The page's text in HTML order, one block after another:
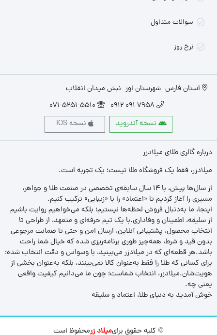
سوالات متداول
نرخ روز
استان فارس- شهرستان اوز- نبش میدان انقلاب
7958 091 0912
071-5251-5510
نسخه آندروید
نسخه IOS
درباره گالری طلای میلادزر
میلادزر، فقط یک فروشگاه طلا نیست؛ یک تجربه‌ است.
از سال‌ها پیش، با ۱۴ سال سابقه‌ی تخصصی در صنعت طلا و جواهر،
مسیری را آغاز کردیم تا «اعتماد» را با «زیبایی» ترکیب کنیم.
اینجا، ما به‌دنبال فروش لحظه‌ها نیستیم؛ بلکه می‌خواهیم روایت باشیم
از سلیقه، اطمینان و وفاداری.با یک تیم حرفه‌ای و متعهد، از طراحی تا
انتخاب محصول، پشتیبانی آنلاین، ارسال امن و حتی تا ضمانت مرجوعی
بدون قید و شرط، همه‌چیز طوری برنامه‌ریزی شده که خیال شما راحت
باشد.هر قطعه‌ای که در میلادزر می‌بینید، با وسواس و دقت انتخاب شده؛
برای کسانی که طلا را فقط به‌عنوان کالا نمی‌بینند، بلکه به‌عنوان بخشی از
هویت‌شان.میلادزر، انتخاب شماست؛ چون ما می‌دانیم کیفیت واقعی
یعنی چه.
خوش آمدید به دنیای طلا، اعتماد و سلیقه
© کلیه حقوق برایمیلاد زرمحفوظ است